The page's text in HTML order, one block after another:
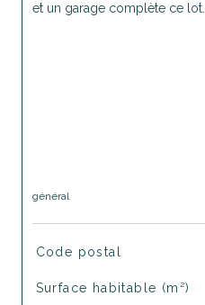
et un garage complète ce lot.
général
TRAD_SIROCCO_Caracteristique
Code postal
Surface habitable (m²)